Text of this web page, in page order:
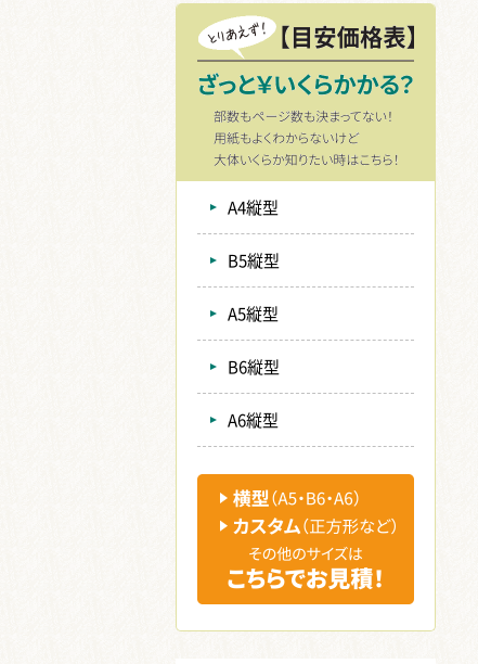
A4縦型
B5縦型
A5縦型
B6縦型
A6縦型